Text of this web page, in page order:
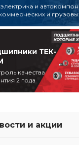
и
и
ТЕК-
качества
2 года
и акции